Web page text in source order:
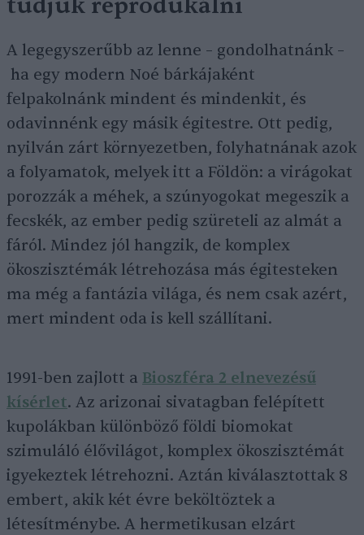
A legegyszerűbb az lenne – gondolhatnánk –
ha egy modern Noé bárkájaként
felpakolnánk mindent és mindenkit, és
odavinnénk egy másik égitestre. Ott pedig,
nyilván zárt környezetben, folyhatnának azok
a folyamatok, melyek itt a Földön: a virágokat
porozzák a méhek, a szúnyogokat megeszik a
fecskék, az ember pedig szüreteli az almát a
fáról. Mindez jól hangzik, de komplex
ökoszisztémák létrehozása más égitesteken
ma még a fantázia világa, és nem csak azért,
mert mindent oda is kell szállítani.
1991-ben zajlott a Bioszféra 2 elnevezésű
kísérlet. Az arizonai sivatagban felépített
kupolákban különböző földi biomokat
szimuláló élővilágot, komplex ökoszisztémát
igyekeztek létrehozni. Aztán kiválasztottak 8
embert, akik két évre beköltöztek a
létesítménybe. A hermetikusan elzárt